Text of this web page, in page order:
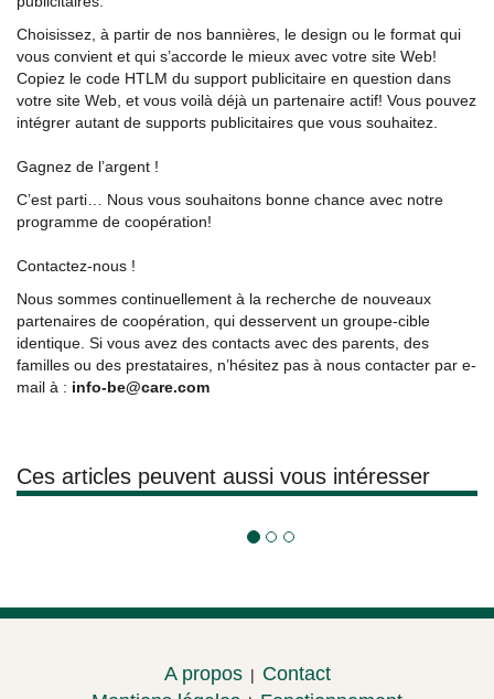
Choisissez, à partir de nos bannières, le design ou le format qui
vous convient et qui s’accorde le mieux avec votre site Web!
Copiez le code HTLM du support publicitaire en question dans
votre site Web, et vous voilà déjà un partenaire actif! Vous pouvez
intégrer autant de supports publicitaires que vous souhaitez.
Gagnez de l’argent !
C’est parti… Nous vous souhaitons bonne chance avec notre
programme de coopération!
Contactez-nous !
Nous sommes continuellement à la recherche de nouveaux
partenaires de coopération, qui desservent un groupe-cible
identique. Si vous avez des contacts avec des parents, des
familles ou des prestataires, n’hésitez pas à nous contacter par e-
mail à : info-be@care.com
Ces articles peuvent aussi vous intéresser
A propos | Contact